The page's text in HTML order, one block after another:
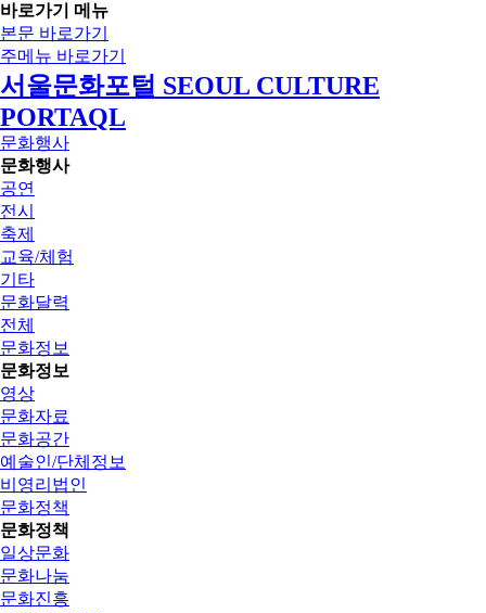
바로가기 메뉴
본문 바로가기
주메뉴 바로가기
서울문화포털 SEOUL CULTURE
PORTAQL
문화행사
문화행사
공연
전시
축제
교육/체험
기타
문화달력
전체
문화정보
문화정보
영상
문화자료
문화공간
예술인/단체정보
비영리법인
문화정책
문화정책
일상문화
문화나눔
문화진흥